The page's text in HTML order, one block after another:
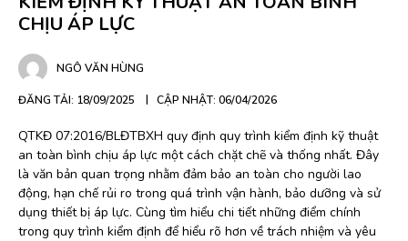
CHỊU ÁP LỰC
NGÔ VĂN HÙNG
ĐĂNG TẢI: 18/09/2025 CẬP NHẬT: 06/04/2026
QTKĐ 07:2016/BLĐTBXH quy định quy trình kiểm định kỹ thuật
an toàn bình chịu áp lực một cách chặt chẽ và thống nhất. Đây
là văn bản quan trọng nhằm đảm bảo an toàn cho người lao
động, hạn chế rủi ro trong quá trình vận hành, bảo dưỡng và sử
dụng thiết bị áp lực. Cùng tìm hiểu chi tiết những điểm chính
trong quy trình kiểm định để hiểu rõ hơn về trách nhiệm và yêu